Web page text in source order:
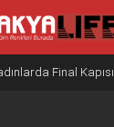
Final